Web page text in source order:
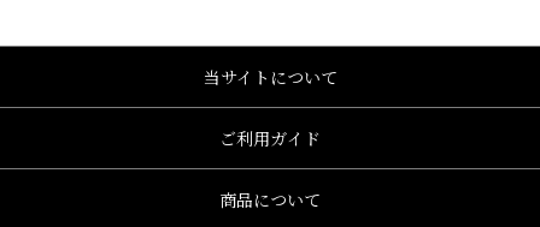
当サイトについて
ご利用ガイド
商品について